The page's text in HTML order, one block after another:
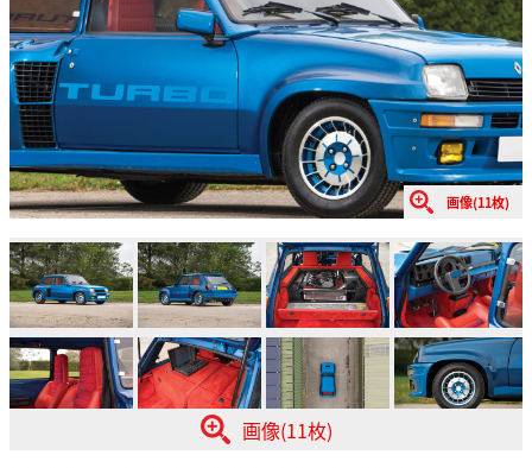
画像(11枚)
画像(11枚)